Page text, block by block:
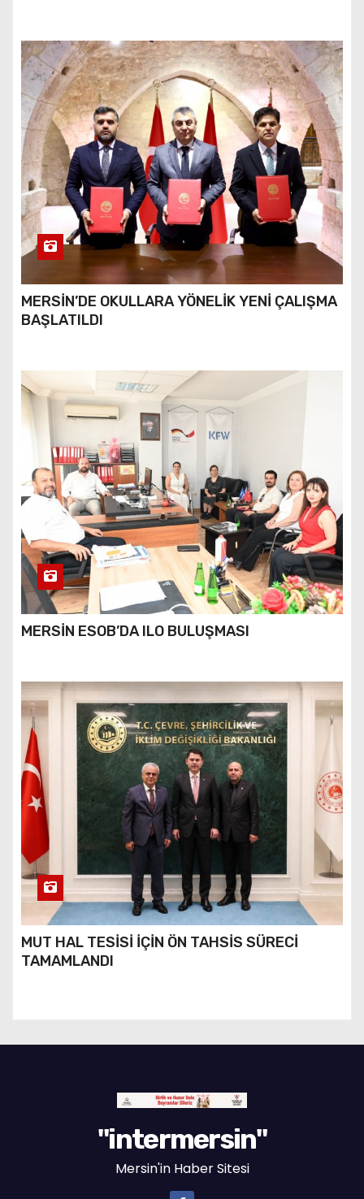
MERSİN’DE OKULLARA YÖNELİK YENİ ÇALIŞMA
BAŞLATILDI
MERSİN ESOB’DA ILO BULUŞMASI
MUT HAL TESİSİ İÇİN ÖN TAHSİS SÜRECİ
TAMAMLANDI
"intermersin"
Mersin'in Haber Sitesi